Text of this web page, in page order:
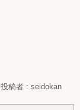
投稿者 : seidokan